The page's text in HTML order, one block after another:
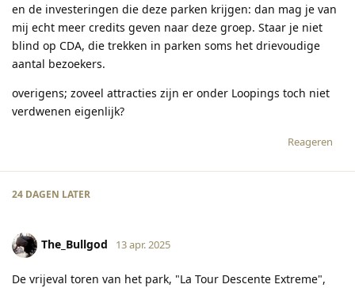
en de investeringen die deze parken krijgen: dan mag je van
mij echt meer credits geven naar deze groep. Staar je niet
blind op CDA, die trekken in parken soms het drievoudige
aantal bezoekers.
overigens; zoveel attracties zijn er onder Loopings toch niet
verdwenen eigenlijk?
Reageren
24 DAGEN LATER
The_Bullgod 13 apr. 2025
De vrijeval toren van het park, "La Tour Descente Extreme",